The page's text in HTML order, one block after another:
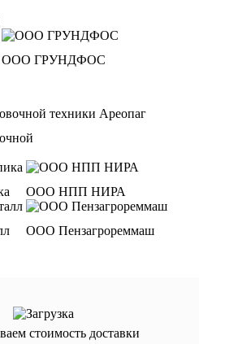
ООО ГРУНДФОС
ООО НПП НИРА
ООО Пензагрореммаш
стоимость доставки